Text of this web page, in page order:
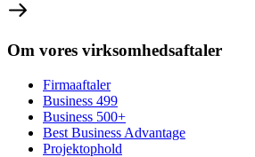
Om vores virksomhedsaftaler
Firmaaftaler
Business 499
Business 500+
Best Business Advantage
Projektophold